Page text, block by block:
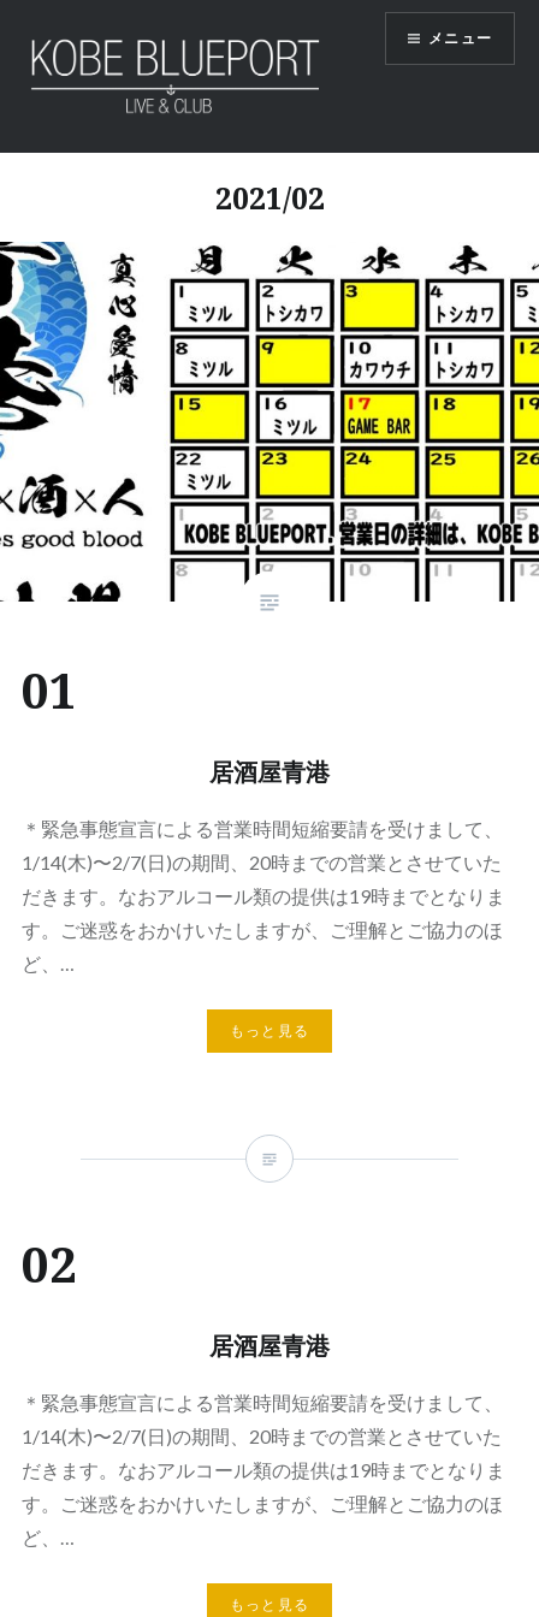
ッ
プ
KOBE BLUEPORT
メニュー
2021/02
01
居酒屋青港
＊緊急事態宣言による営業時間短縮要請を受けまして、
1/14(木)〜2/7(日)の期間、20時までの営業とさせていた
だきます。なおアルコール類の提供は19時までとなりま
す。ご迷惑をおかけいたしますが、ご理解とご協力のほ
ど、…
もっと見る
02
居酒屋青港
＊緊急事態宣言による営業時間短縮要請を受けまして、
1/14(木)〜2/7(日)の期間、20時までの営業とさせていた
だきます。なおアルコール類の提供は19時までとなりま
す。ご迷惑をおかけいたしますが、ご理解とご協力のほ
ど、…
もっと見る